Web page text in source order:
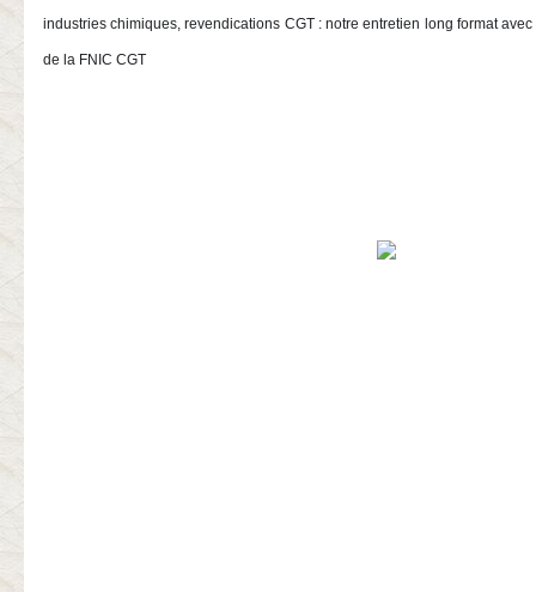
industries chimiques, revendications CGT : notre entretien long format
de la FNIC CGT